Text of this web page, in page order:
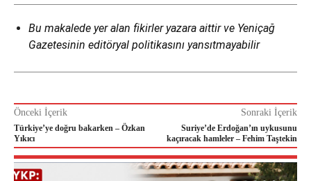
Bu makalede yer alan fikirler yazara aittir ve Yeniçağ
Gazetesinin editöryal politikasını yansıtmayabilir
Önceki İçerik
Türkiye’ye doğru bakarken – Özkan
Yıkıcı
Sonraki İçerik
Suriye’de Erdoğan’ın uykusunu
kaçıracak hamleler – Fehim Taştekin